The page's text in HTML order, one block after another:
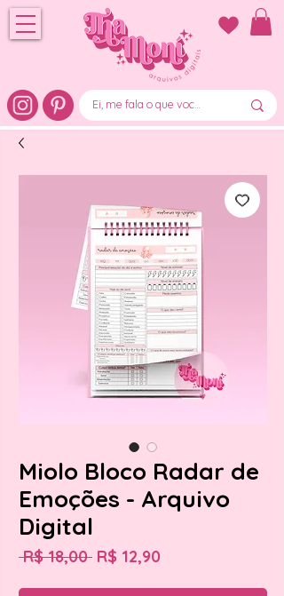
Miolo Bloco Radar de
Emoções - Arquivo
Digital
R$ 18,00 Preço
R$ 12,90